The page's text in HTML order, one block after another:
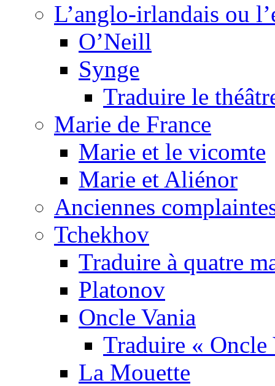
L’anglo-irlandais ou
O’Neill
Synge
Traduire le
Marie de France
Marie et le vicomte
Marie et Aliénor
Anciennes
Tchekhov
Traduire à quatre
Platonov
Oncle Vania
Traduire « Oncle
La Mouette